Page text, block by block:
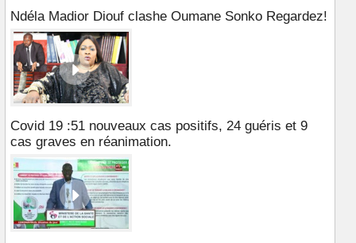
Ndéla Madior Diouf clashe Oumane Sonko Regardez!
Covid 19 :51 nouveaux cas positifs, 24 guéris et 9
cas graves en réanimation.